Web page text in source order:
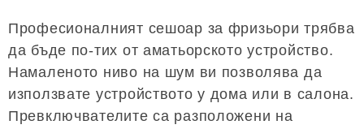
Професионалният сешоар за фризьори трябва
да бъде по-тих от аматьорското устройство.
Намаленото ниво на шум ви позволява да
използвате устройството у дома или в салона.
Превключвателите са разположени на